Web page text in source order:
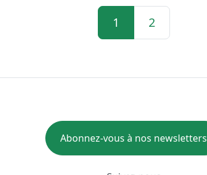
1 2
Abonnez-vous à nos newsletters